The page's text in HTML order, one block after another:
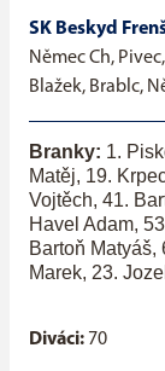
SK Beskyd
Němec Ch,
Blažek, Brablc,
Branky: 1.
Matěj, 19.
Vojtěch, 41.
Havel Adam,
Bartoň Matyáš,
Marek, 23.
Diváci: 70